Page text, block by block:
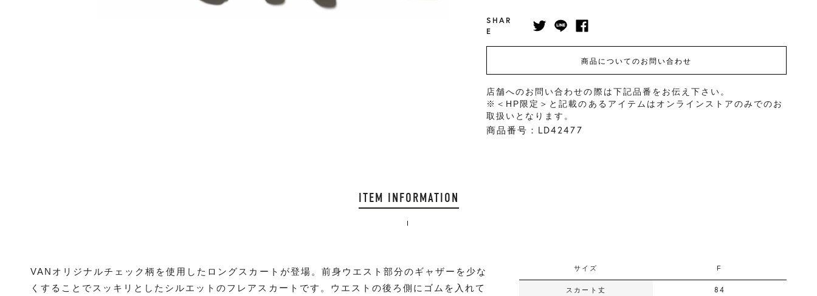
SHAR
E
商品についてのお問い合わせ
店舗へのお問い合わせの際は下記品番をお伝え下さい。
※＜HP限定＞と記載のあるアイテムはオンラインストアのみでのお
取扱いとなります。
商品番号：LD42477
ITEM INFORMATION
VANオリジナルチェック柄を使用したロングスカートが登場。前身ウエスト部分のギャザーを少な
くすることでスッキリとしたシルエットのフレアスカートです。ウエストの後ろ側にゴムを入れて
サイズ F
スカート丈 84